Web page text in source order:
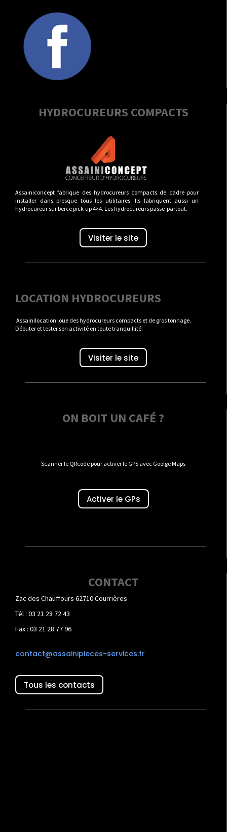
HYDROCUREURS COMPACTS
Assainiconcept fabrique des hydrocureurs compacts de cadre pour
installer dans presque tous les utilitaires. Ils fabriquent aussi un
hydrocureur sur berce pick-up 4×4. Les hydrocureurs passe-partout.
Visiter le site
LOCATION HYDROCUREURS
Assainilocation loue des hydrocureurs compacts et de gros tonnage.
Débuter et tester son activité en toute tranquillité.
Visiter le site
ON BOIT UN CAFÉ ?
Scanner le QRcode pour activer le GPS avec Goolge Maps
Activer le GPs
CONTACT
Zac des Chauffours 62710 Courrières
Tél : 03 21 28 72 43
Fax : 03 21 28 77 96
contact@assainipieces-services.fr
Tous les contacts